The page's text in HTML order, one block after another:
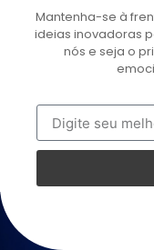
Mantenha-se à
ideias inovadoras
nós e seja o